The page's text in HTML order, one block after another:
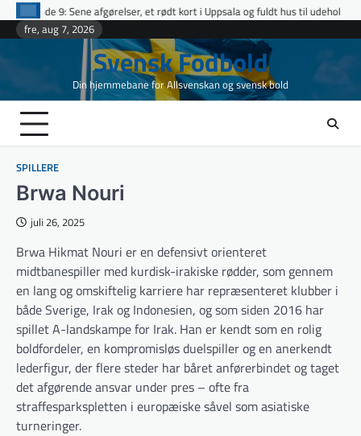
Skip
et rødt kort i Uppsala og fuldt hus til udeholdene i topopgør
fre, aug 7, 2026
Svensk Fodbold
Din hjemmebane for Allsvenskan og svensk bold
SPILLERE
Brwa Nouri
juli 26, 2025
Brwa Hikmat Nouri er en defensivt orienteret
midtbanespiller med kurdisk-irakiske rødder, som gennem
en lang og omskiftelig karriere har repræsenteret klubber i
både Sverige, Irak og Indonesien, og som siden 2016 har
spillet A-landskampe for Irak. Han er kendt som en rolig
boldfordeler, en kompromisløs duelspiller og en anerkendt
lederfigur, der flere steder har båret anførerbindet og taget
det afgørende ansvar under pres – ofte fra
straffesparkspletten i europæiske såvel som asiatiske
turneringer.